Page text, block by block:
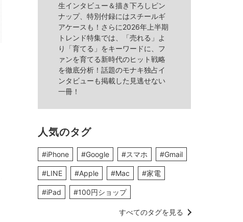
生インタビュー＆描き下ろしピン
ナップ、特別付録にはスチールギ
アケースも！さらに2026年上半期
トレンド特集では、「売れる」よ
り「育てる」をキーワードに、フ
ァンを育てる新時代のヒット戦略
を徹底分析！話題のモナキ独占イ
ンタビューも掲載した見逃せない
一冊！
人気のタグ
#iPhone #Google #スマホ #Gmail
#LINE #Apple #Mac #家電
#iPad #100円ショップ
すべてのタグを見る